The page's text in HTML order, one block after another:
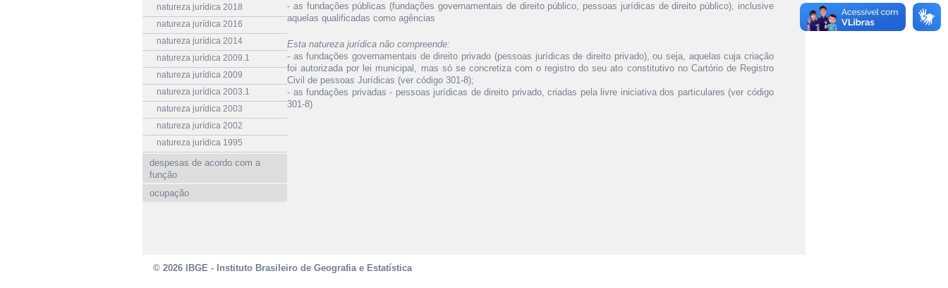
natureza jurídica 2018
natureza jurídica 2016
natureza jurídica 2014
natureza jurídica 2009.1
natureza jurídica 2009
natureza jurídica 2003.1
natureza jurídica 2003
natureza jurídica 2002
natureza jurídica 1995
despesas de acordo com a
função
ocupação
- as fundações públicas (fundações governamentais de direito público, pessoas jurídicas de direito público), inclusive
aquelas qualificadas como agências
Esta natureza jurídica não compreende:
- as fundações governamentais de direito privado (pessoas jurídicas de direito privado), ou seja, aquelas cuja criação
foi autorizada por lei municipal, mas só se concretiza com o registro do seu ato constitutivo no Cartório de Registro
Civil de pessoas Jurídicas (ver código 301-8);
- as fundações privadas - pessoas jurídicas de direito privado, criadas pela livre iniciativa dos particulares (ver código
301-8)
© 2026 IBGE - Instituto Brasileiro de Geografia e Estatística